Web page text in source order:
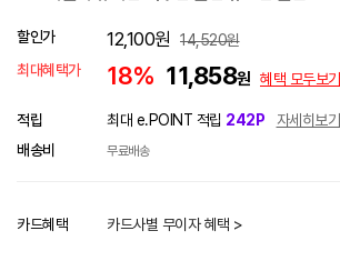
할인가 12,100원 14,520원
최대혜택가
18% 11,858원 혜택 모두보기
적립 최대 e.POINT 적립 242P
자세히보기
배송비
무료배송
카드혜택 카드사별 무이자 혜택 >